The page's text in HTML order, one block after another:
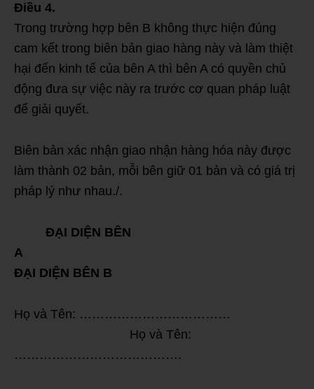
Điều 4.
Trong trường hợp bên B không thực hiện đúng
cam kết trong biên bản giao hàng này và làm thiệt
hại đến kinh tế của bên A thì bên A có quyền chủ
động đưa sự việc này ra trước cơ quan pháp luật
để giải quyết.
Biên bản xác nhận giao nhận hàng hóa này được
làm thành 02 bản, mỗi bên giữ 01 bản và có giá trị
pháp lý như nhau./.
ĐẠI DIỆN BÊN
A
ĐẠI DIỆN BÊN B
Họ và Tên: ………………………………
Họ và Tên:
………………………………….